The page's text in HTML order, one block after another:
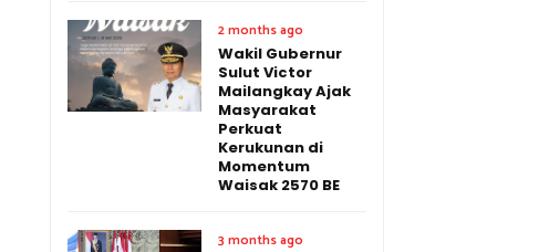
2 months ago
Wakil Gubernur
Sulut Victor
Mailangkay Ajak
Masyarakat
Perkuat
Kerukunan di
Momentum
Waisak 2570 BE
3 months ago